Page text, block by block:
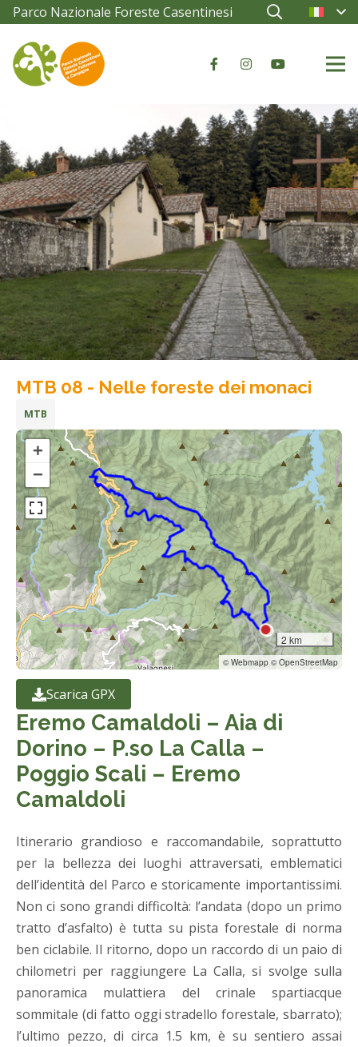
Parco Nazionale Foreste Casentinesi
MTB 08 - Nelle foreste dei monaci
MTB
+
−
2 km
© Webmapp © OpenStreetMap
Scarica GPX
Eremo Camaldoli – Aia di
Dorino – P.so La Calla –
Poggio Scali – Eremo
Camaldoli
Itinerario grandioso e raccomandabile, soprattutto
per la bellezza dei luoghi attraversati, emblematici
dell’identità del Parco e storicamente importantissimi.
Non ci sono grandi difficoltà: l’andata (dopo un primo
tratto d’asfalto) è tutta su pista forestale di norma
ben ciclabile. Il ritorno, dopo un raccordo di un paio di
chilometri per raggiungere La Calla, si svolge sulla
panoramica mulattiera del crinale spartiacque
sommitale (di fatto oggi stradello forestale, sbarrato);
l’ultimo pezzo, di circa 1.5 km, è su sentiero assai